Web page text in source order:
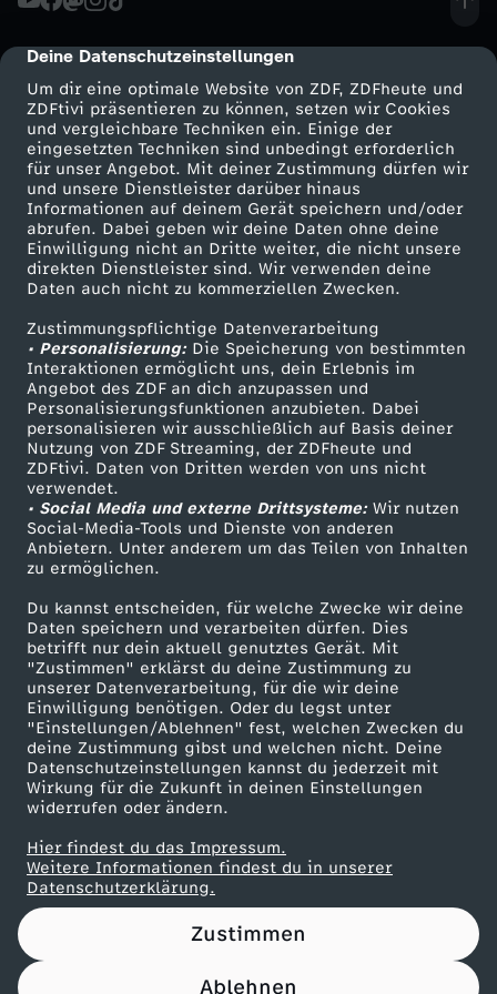
cmp-dialog-description
Deine Datenschutzeinstellungen
Um dir eine optimale Website von ZDF, ZDFheute und
ZDFtivi präsentieren zu können, setzen wir Cookies
und vergleichbare Techniken ein. Einige der
eingesetzten Techniken sind unbedingt erforderlich
für unser Angebot. Mit deiner Zustimmung dürfen wir
und unsere Dienstleister darüber hinaus
Informationen auf deinem Gerät speichern und/oder
abrufen. Dabei geben wir deine Daten ohne deine
Einwilligung nicht an Dritte weiter, die nicht unsere
direkten Dienstleister sind. Wir verwenden deine
Daten auch nicht zu kommerziellen Zwecken.
Zustimmungspflichtige Datenverarbeitung
• Personalisierung:Die Speicherung von bestimmten
Interaktionen ermöglicht uns, dein Erlebnis im
Angebot des ZDF an dich anzupassen und
Personalisierungsfunktionen anzubieten. Dabei
personalisieren wir ausschließlich auf Basis deiner
Nutzung von ZDF Streaming, der ZDFheute und
ZDFtivi. Daten von Dritten werden von uns nicht
verwendet.
• Social Media und externe Drittsysteme:Wir nutzen
Social-Media-Tools und Dienste von anderen
Anbietern. Unter anderem um das Teilen von Inhalten
zu ermöglichen.
Du kannst entscheiden, für welche Zwecke wir deine
Daten speichern und verarbeiten dürfen. Dies
betrifft nur dein aktuell genutztes Gerät. Mit
"Zustimmen" erklärst du deine Zustimmung zu
unserer Datenverarbeitung, für die wir deine
Einwilligung benötigen. Oder du legst unter
"Einstellungen/Ablehnen" fest, welchen Zwecken du
deine Zustimmung gibst und welchen nicht. Deine
Datenschutzeinstellungen kannst du jederzeit mit
Wirkung für die Zukunft in deinen Einstellungen
widerrufen oder ändern.
Hier findest du das Impressum.
Weitere Informationen findest du in unserer
Datenschutzerklärung.
Zustimmen
Ablehnen
e
n
s
B
l
u
t
s
p
u
r
-
C
h
r
o
n
i
k
i
n
s
S
c
h
a
t
t
e
n
k
r
i
e
g
i
n
s
K
r
i
e
g
e
r
-
R
u
s
s
i
s
J
u
l
i
.
D
i
e
S
c
h
ü
s
s
e
v
o
n
Mehr ZDF
ZDF-Apps
Smart TV
ZDFtext
Livestreams
Sendungen A-Z
TV-Programm
Service
ZDFmitreden
Kontakt zum ZDF
Tickets
Zuschauerservice
Hilfe
ZDF Unternehmen
Karriere
ZDF goes Schule
Werbefernsehen
Mainzelmännchen
Partner